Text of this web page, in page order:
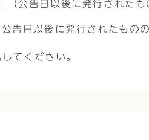
公告日以後に発行された
告日以後に発行されたもの
てください。